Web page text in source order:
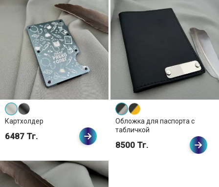
Картхолдер
6487 Тг.
Обложка для паспорта c
табличкой
8500 Тг.